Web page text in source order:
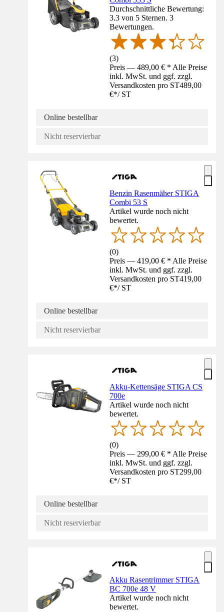
Durchschnittliche Bewertung:
3.3 von 5 Sternen. 3
Bewertungen.
(3)
Preis — 489,00 € * Alle Preise
inkl. MwSt. und ggf. zzgl.
Versandkosten pro ST489,00
€*/ ST
Online bestellbar
Nicht reservierbar
Benzin Rasenmäher STIGA
Combi 53 S
Artikel wurde noch nicht
bewertet.
(0)
Preis — 419,00 € * Alle Preise
inkl. MwSt. und ggf. zzgl.
Versandkosten pro ST419,00
€*/ ST
Online bestellbar
Nicht reservierbar
Akku-Kettensäge STIGA CS
700e
Artikel wurde noch nicht
bewertet.
(0)
Preis — 299,00 € * Alle Preise
inkl. MwSt. und ggf. zzgl.
Versandkosten pro ST299,00
€*/ ST
Online bestellbar
Nicht reservierbar
Akku Rasentrimmer STIGA
BC 700e 48 V
Artikel wurde noch nicht
bewertet.